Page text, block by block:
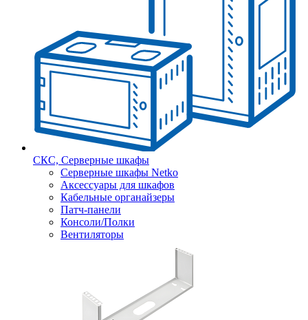
СКС, Серверные шкафы
Серверные шкафы Netko
Аксессуары для шкафов
Кабельные органайзеры
Патч-панели
Консоли/Полки
Вентиляторы